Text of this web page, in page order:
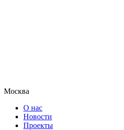
Москва
О нас
Новости
Проекты